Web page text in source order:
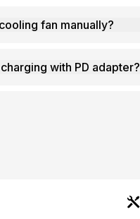
fan manually?
with PD adapter?